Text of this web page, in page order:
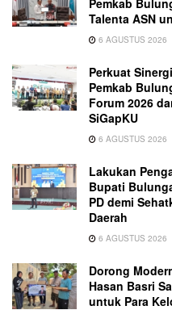
Talenta ASN
6 AGUSTUS 2026
Perkuat
Pemkab
Forum 2026
SiGapKU
6 AGUSTUS 2026
Lakukan
Bupati
PD demi
Daerah
6 AGUSTUS 2026
Dorong
Hasan Basri
untuk Para